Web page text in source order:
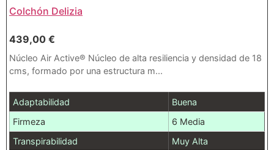
Colchón Delizia
439,00 €
Núcleo Air Active® Núcleo de alta resiliencia y densidad de 18
cms, formado por una estructura m...
Adaptabilidad
Buena
Firmeza
6 Media
Transpirabilidad
Muy Alta